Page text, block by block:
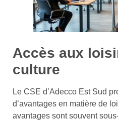
Accès aux
culture
Le CSE d’Adecco Est Sud
d’avantages en matière de
avantages sont souvent